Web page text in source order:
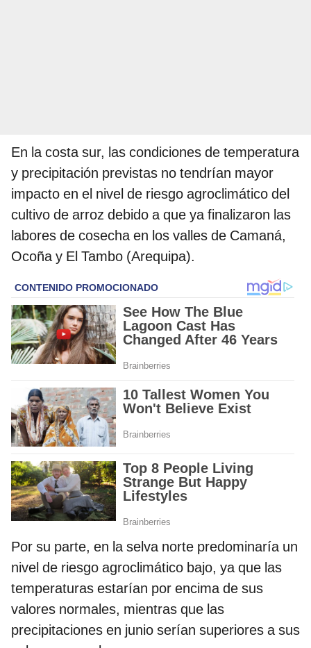
En la costa sur, las condiciones de temperatura
y precipitación previstas no tendrían mayor
impacto en el nivel de riesgo agroclimático del
cultivo de arroz debido a que ya finalizaron las
labores de cosecha en los valles de Camaná,
Ocoña y El Tambo (Arequipa).
Por su parte, en la selva norte predominaría un
nivel de riesgo agroclimático bajo, ya que las
temperaturas estarían por encima de sus
valores normales, mientras que las
precipitaciones en junio serían superiores a sus